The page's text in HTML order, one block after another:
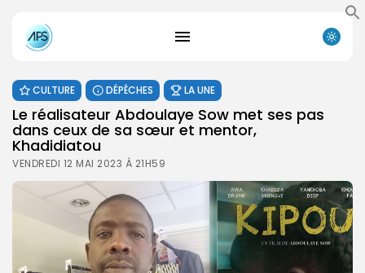
CULTURE DÉPÊCHES LA UNE
Le réalisateur Abdoulaye Sow met ses pas
dans ceux de sa sœur et mentor,
Khadidiatou
VENDREDI 12 MAI 2023 À 21H59